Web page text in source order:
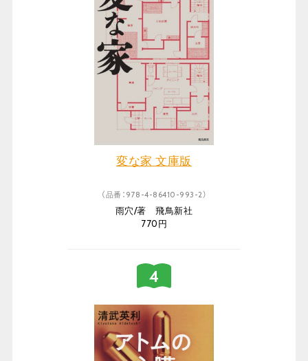
変な家 文庫版
（品番：978-4-86410-993-2）
雨穴/著 飛鳥新社
770円